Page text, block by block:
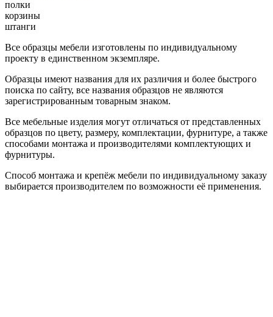
полки
корзины
штанги
Все образцы мебели изготовлены по индивидуальному
проекту в единственном экземпляре.
Образцы имеют названия для их различия и более быстрого
поиска по сайту, все названия образцов не являются
зарегистрированным товарным знаком.
Все мебельные изделия могут отличаться от представленных
образцов по цвету, размеру, комплектации, фурнитуре, а также
способами монтажа и производителями комплектующих и
фурнитуры.
Способ монтажа и крепёж мебели по индивидуальному заказу
выбирается производителем по возможности её применения.